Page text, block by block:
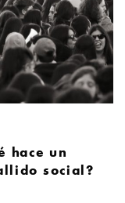
hace un
social?